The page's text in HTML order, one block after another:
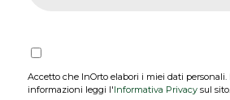
Accetto che InOrto elabori i miei dati personali.
informazioni leggi l'Informativa Privacysul sito.